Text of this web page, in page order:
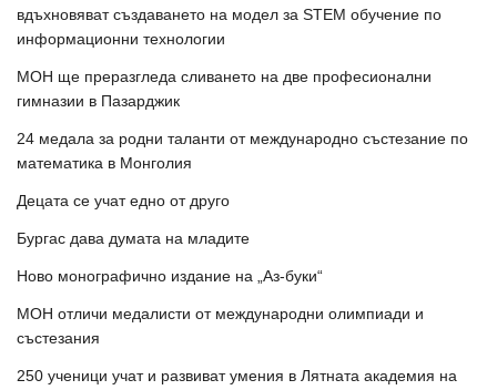
вдъхновяват създаването на модел за STEM обучение по
информационни технологии
МОН ще преразгледа сливането на две професионални
гимназии в Пазарджик
24 медала за родни таланти от международно състезание по
математика в Монголия
Децата се учат едно от друго
Бургас дава думата на младите
Ново монографично издание на „Аз-буки“
МОН отличи медалисти от международни олимпиади и
състезания
250 ученици учат и развиват умения в Лятната академия на